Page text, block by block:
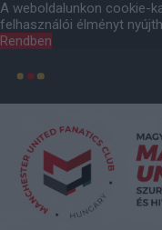
A weboldalunkon cookie-
felhasználói élményt
Rendben